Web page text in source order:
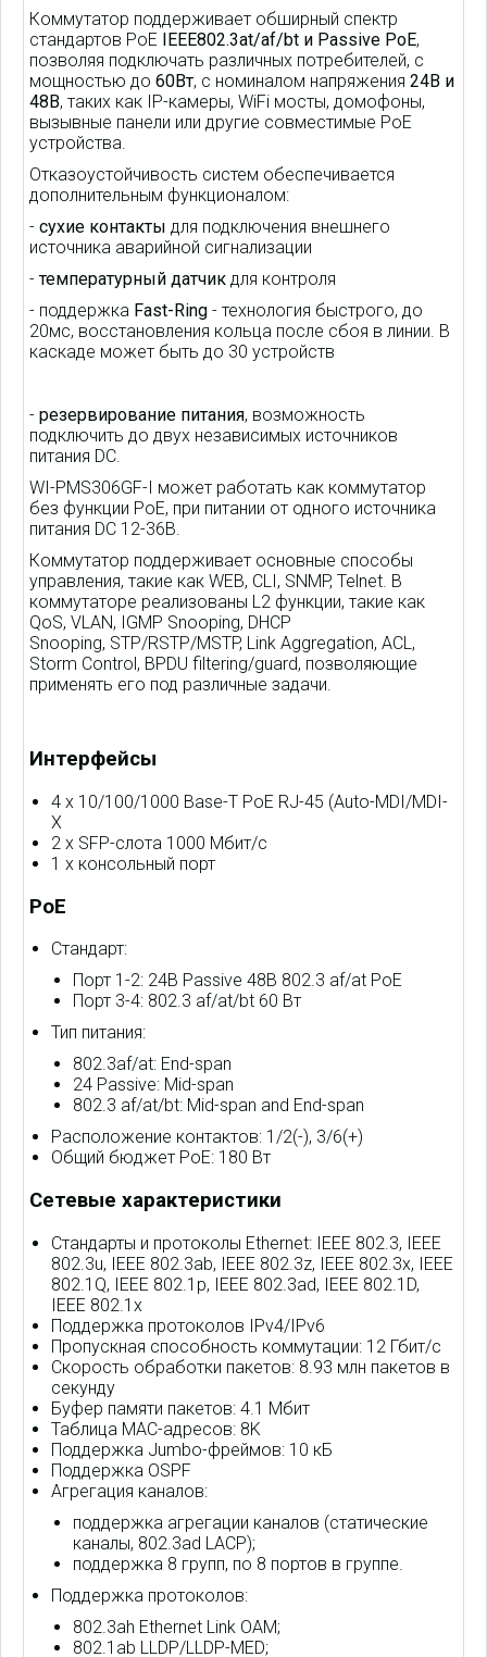
Коммутатор поддерживает обширный спектр
стандартов PoE
IEEE802.3at/af/bt и Passive PoE,
позволяя подключать различных потребителей, с
мощностью до 60Вт, с номиналом напряжения 24В и
48В, таких как IP-камеры, WiFi мосты, домофоны,
вызывные панели или другие совместимые PoE
устройства.
Отказоустойчивость систем обеспечивается
дополнительным функционалом:
- сухие контакты для подключения внешнего
источника аварийной сигнализации
- температурный датчик для контроля
- поддержка Fast-Ring - технология быстрого, до
20мс, восстановления кольца после сбоя в линии. В
каскаде может быть до 30 устройств
- резервирование питания, возможность
подключить до двух независимых источников
питания DС.
WI-PMS306GF-I может работать как коммутатор
без функции PoE, при питании от одного источника
питания DC 12-36В.
Коммутатор поддерживает основные способы
управления, такие как WEB, CLI, SNMP, Telnet. В
коммутаторе реализованы L2 функции, такие как
QoS, VLAN, IGMP Snooping, DHCP
Snooping, STP/RSTP/MSTP, Link Aggregation, ACL,
Storm Control, BPDU filtering/guard, позволяющие
применять его под различные задачи.
Интерфейсы
4 х 10/100/1000 Base-T PoE RJ-45 (Auto-MDI/MDI-
X
2 x SFP-слота 1000 Mбит/с
1 x консольный порт
PoE
Стандарт:
Порт 1-2: 24В Passive 48В 802.3 af/at PoE
Порт 3-4: 802.3 af/at/bt 60 Вт
Тип питания:
802.3af/at: End-span
24 Passive: Mid-span
802.3 af/at/bt: Mid-span and End-span
Расположение контактов: 1/2(-), 3/6(+)
Общий бюджет PoE: 180 Вт
Сетевые характеристики
Стандарты и протоколы Ethernet: IEEE 802.3, IEEE
802.3u, IEEE 802.3ab, IEEE 802.3z, IEEE 802.3x, IEEE
802.1Q, IEEE 802.1p, IEEE 802.3ad, IEEE 802.1D,
IEEE 802.1x
Поддержка протоколов IPv4/IPv6
Пропускная способность коммутации: 12 Гбит/с
Скорость обработки пакетов: 8.93 млн пакетов в
секунду
Буфер памяти пакетов: 4.1 Мбит
Таблица MAC-адресов: 8K
Поддержка Jumbo-фреймов: 10 кБ
Поддержка OSPF
Агрегация каналов:
поддержка агрегации каналов (статические
каналы, 802.3ad LACP);
поддержка 8 групп, по 8 портов в группе.
Поддержка протоколов:
802.3ah Ethernet Link OAM;
802.1ab LLDP/LLDP-MED;